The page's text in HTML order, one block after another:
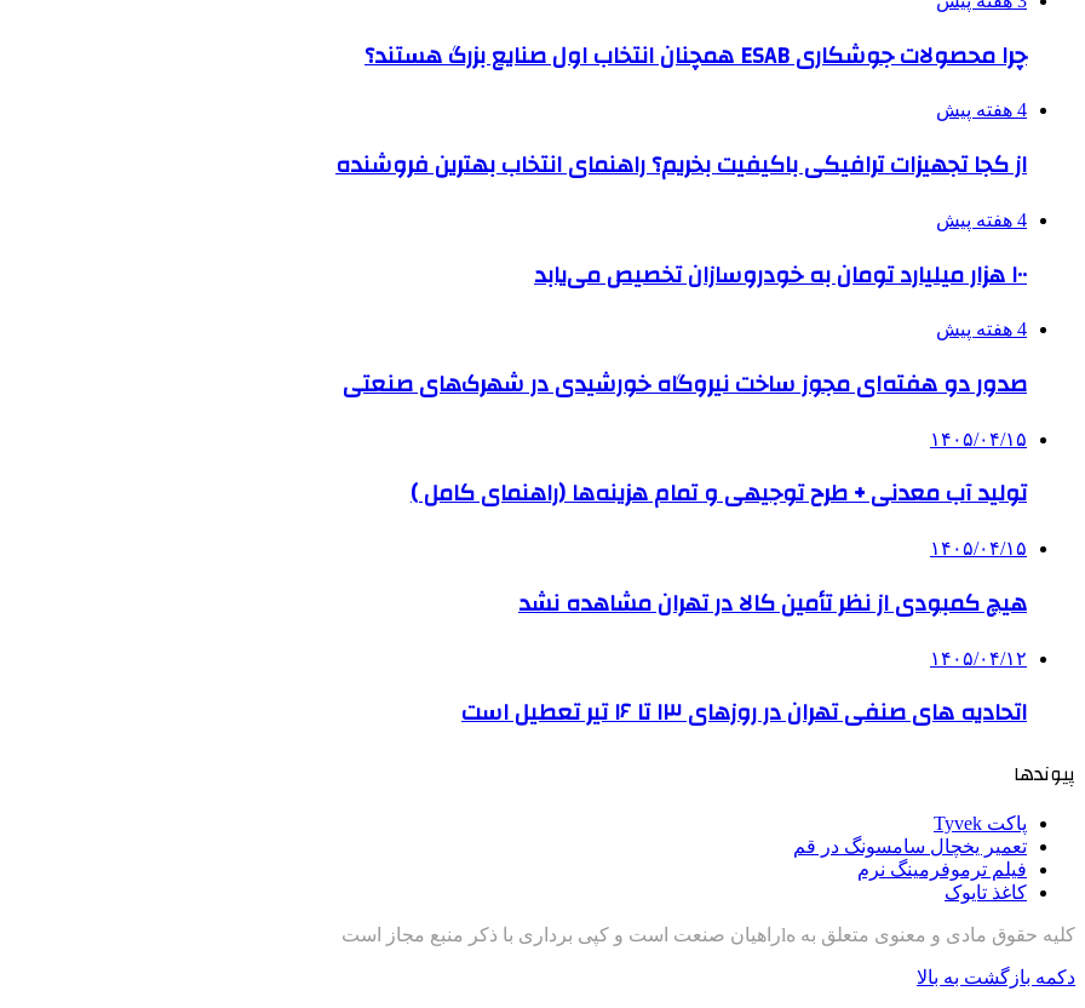
چرا محصولات جوشکاری ESAB همچنان انتخاب اول صنایع بزرگ هستند؟
4 هفته پیش
از کجا تجهیزات ترافیکی باکیفیت بخریم؟ راهنمای انتخاب بهترین فروشنده
4 هفته پیش
۱۰۰ هزار میلیارد تومان به خودروسازان تخصیص می‌یابد
4 هفته پیش
صدور دو هفته‌ای مجوز ساخت نیروگاه خورشیدی در شهرک‌های صنعتی
۱۴۰۵/۰۴/۱۵
تولید آب معدنی + طرح توجیهی و تمام هزینه‌ها (راهنمای کامل )
۱۴۰۵/۰۴/۱۵
هیچ کمبودی از نظر تأمین کالا در تهران مشاهده نشد
۱۴۰۵/۰۴/۱۲
اتحادیه های صنفی تهران در روزهای ۱۳ تا ۱۶ تیر تعطیل است
پیوندها
پاکت Tyvek
تعمیر یخچال سامسونگ در قم
فیلم ترموفرمینگ نرم
کاغذ تایوک
کلیه حقوق مادی و معنوی متعلق به هlراهیان صنعت است و کپی برداری با ذکر منبع مجاز است
دکمه بازگشت به بالا